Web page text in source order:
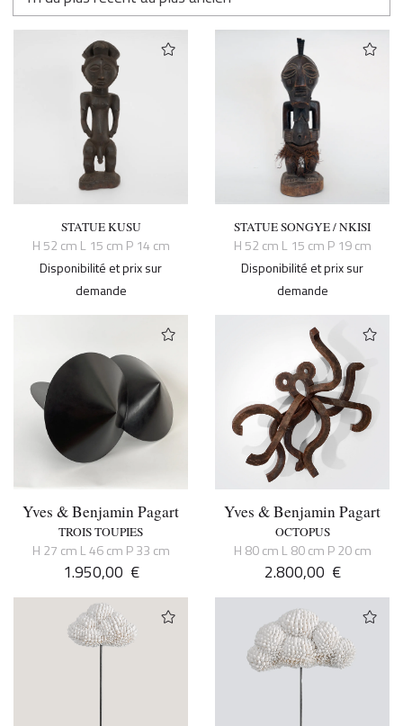
STATUE KUSU
H 52 cm L 15 cm P 14 cm
Disponibilité et prix sur
demande
STATUE SONGYE / NKISI
H 52 cm L 15 cm P 19 cm
Disponibilité et prix sur
demande
Yves & Benjamin Pagart
TROIS TOUPIES
H 27 cm L 46 cm P 33 cm
1.950,00 €
Yves & Benjamin Pagart
OCTOPUS
H 80 cm L 80 cm P 20 cm
2.800,00 €